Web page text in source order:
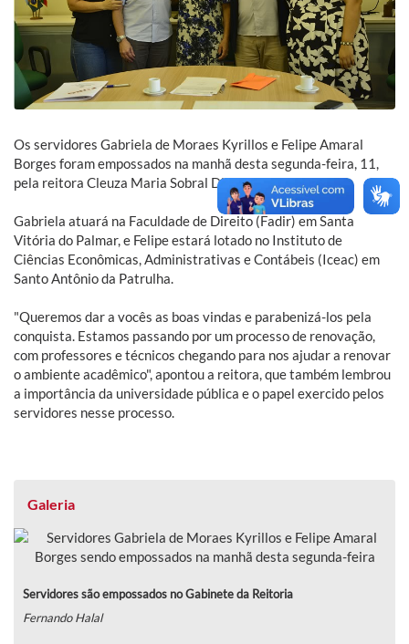
Os servidores Gabriela de Moraes Kyrillos e Felipe Amaral
Borges foram empossados na manhã desta segunda-feira, 11,
pela reitora Cleuza Maria Sobral Dias.
Gabriela atuará na Faculdade de Direito (Fadir) em Santa
Vitória do Palmar, e Felipe estará lotado no Instituto de
Ciências Econômicas, Administrativas e Contábeis (Iceac) em
Santo Antônio da Patrulha.
"Queremos dar a vocês as boas vindas e parabenizá-los pela
conquista. Estamos passando por um processo de renovação,
com professores e técnicos chegando para nos ajudar a renovar
o ambiente acadêmico", apontou a reitora, que também lembrou
a importância da universidade pública e o papel exercido pelos
servidores nesse processo.
Galeria
Servidores são empossados no Gabinete da Reitoria
Fernando Halal